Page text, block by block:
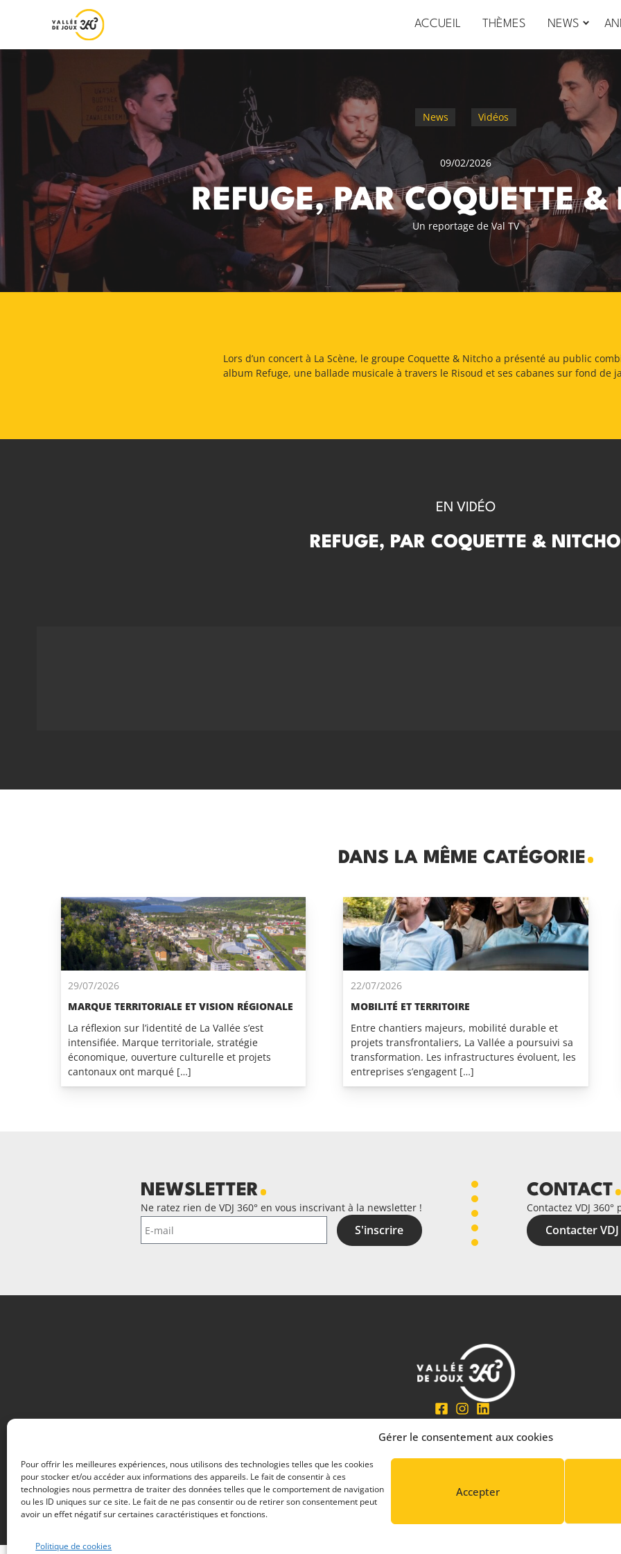
Gérer le consentement aux cookies
Pour offrir les meilleures expériences, nous utilisons des technologies telles que les cookies
pour stocker et/ou accéder aux informations des appareils. Le fait de consentir à ces
technologies nous permettra de traiter des données telles que le comportement de navigation
ou les ID uniques sur ce site. Le fait de ne pas consentir ou de retirer son consentement peut
avoir un effet négatif sur certaines caractéristiques et fonctions.
Accepter
Politique de cookies
ACCUEIL THÈMES NEWS
News Vidéos
09/02/2026
REFUGE, PAR COQUETTE &
Un reportage de Val TV
Lors d’un concert à La Scène, le groupe Coquette & Nitcho a présenté au public
album Refuge, une ballade musicale à travers le Risoud et ses cabanes sur fond de
EN VIDÉO
REFUGE, PAR COQUETTE & NITCHO
DANS LA MÊME CATÉGORIE
29/07/2026
MARQUE TERRITORIALE ET VISION RÉGIONALE
La réflexion sur l’identité de La Vallée s’est
intensifiée. Marque territoriale, stratégie
économique, ouverture culturelle et projets
cantonaux ont marqué […]
22/07/2026
MOBILITÉ ET TERRITOIRE
Entre chantiers majeurs, mobilité durable et
projets transfrontaliers, La Vallée a poursuivi sa
transformation. Les infrastructures évoluent, les
entreprises s’engagent […]
NEWSLETTER
Ne ratez rien de VDJ 360° en vous inscrivant à la newsletter !
S'inscrire
CONTACT
Contactez VDJ
Contacter VDJ